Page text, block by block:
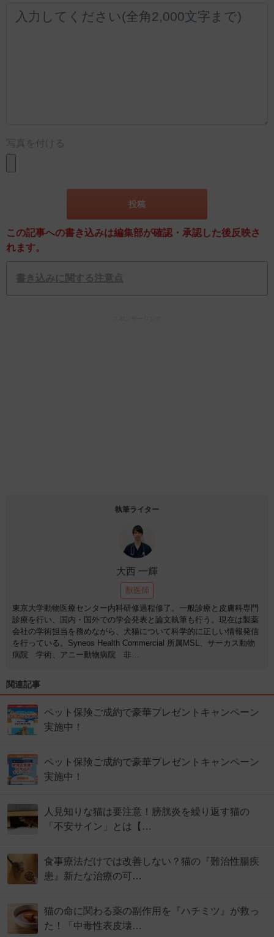
写真を付ける
この記事への書き込みは編集部が確認・承認した後反映さ
れます。
書き込みに関する注意点
執筆ライター
大西 一輝
獣医師
東京大学動物医療センター内科研修過程修了。一般診療と皮膚科専門
診療を行い、国内・国外での学会発表と論文執筆も行う。現在は製薬
会社の学術担当を務めながら、犬猫について科学的に正しい情報発信
を行っている。Syneos Health Commercial 所属MSL、サーカス動物
病院 学術、アニー動物病院 非…
関連記事
ペット保険ご成約で豪華プレゼントキャンペーン
実施中！
ペット保険ご成約で豪華プレゼントキャンペーン
実施中！
人見知りな猫は要注意！膀胱炎を繰り返す猫の
「不安サイン」とは【…
食事療法だけでは改善しない？猫の『難治性腸疾
患』新たな治療の可…
猫の命に関わる薬の副作用を『ハチミツ』が救っ
た！「中毒性表皮壊…